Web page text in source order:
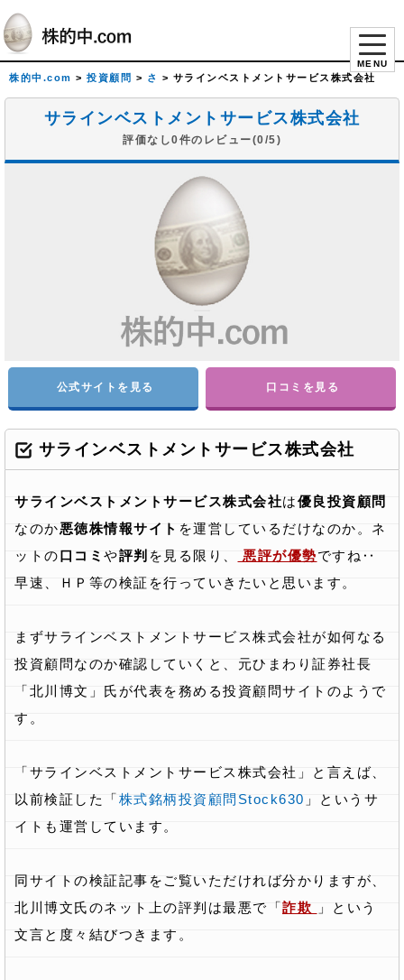
MENU
株的中.com > 投資顧問 > さ > サラインベストメントサービス株式会社
サラインベストメントサービス株式会社
評価なし0件のレビュー(0/5)
公式サイトを見る 口コミを見る
サラインベストメントサービス株式会社
サラインベストメントサービス株式会社は優良投資顧問
なのか悪徳株情報サイト を運営しているだけなのか。ネ
ットの口コミ や評判 を見る限り、 悪評が優勢ですね‥
早速、ＨＰ等の検証を行っていきたいと思います。
まずサラインベストメントサービス株式会社が如何なる
投資顧問なのか確認していくと、元ひまわり証券社長
「北川博文」氏が代表を務める投資顧問サイトのようで
す。
「サラインベストメントサービス株式会社」と言えば、
以前検証した「株式銘柄投資顧問Stock630 」というサ
イトも運営しています。
同サイトの検証記事をご覧いただければ分かりますが、
北川博文氏のネット上の評判は最悪で「詐欺
」という
文言と度々結びつきます。